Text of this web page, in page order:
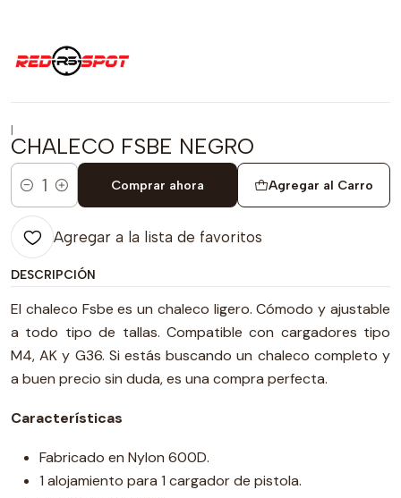
|
CHALECO FSBE NEGRO
Cantidad
Agregar al Carro
Comprar ahora
Agregar a la lista de favoritos
DESCRIPCIÓN
El chaleco Fsbe es un chaleco ligero. Cómodo y ajustable
a todo tipo de tallas. Compatible con cargadores tipo
M4, AK y G36. Si estás buscando un chaleco completo y
a buen precio sin duda, es una compra perfecta.
Características
Fabricado en Nylon 600D.
1 alojamiento para 1 cargador de pistola.